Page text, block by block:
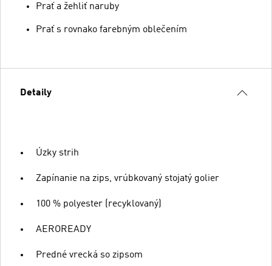
Prať a žehliť naruby
Prať s rovnako farebným oblečením
Detaily
Úzky strih
Zapínanie na zips, vrúbkovaný stojatý golier
100 % polyester (recyklovaný)
AEROREADY
Predné vrecká so zipsom